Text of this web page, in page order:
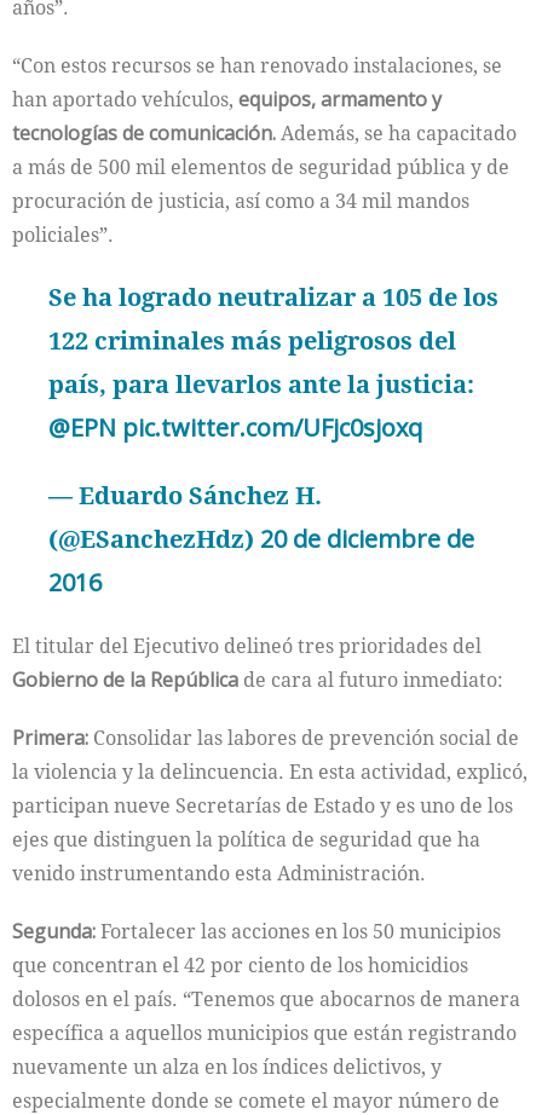
años”.
“Con estos recursos se han renovado instalaciones, se
han aportado vehículos, equipos, armamento y
tecnologías de comunicación.Además, se ha capacitado
a más de 500 mil elementos de seguridad pública y de
procuración de justicia, así como a 34 mil mandos
policiales”.
Se ha logrado neutralizar a 105 de los
122 criminales más peligrosos del
país, para llevarlos ante la justicia:
@EPN pic.twitter.com/UFjc0sjoxq
— Eduardo Sánchez H.
(@ESanchezHdz) 20 de diciembre de
2016
El titular del Ejecutivo delineó tres prioridades del
Gobierno de la República de cara al futuro inmediato:
Primera: Consolidar las labores de prevención social de
la violencia y la delincuencia. En esta actividad, explicó,
participan nueve Secretarías de Estado y es uno de los
ejes que distinguen la política de seguridad que ha
venido instrumentando esta Administración.
Segunda:Fortalecer las acciones en los 50 municipios
que concentran el 42 por ciento de los homicidios
dolosos en el país. “Tenemos que abocarnos de manera
específica a aquellos municipios que están registrando
nuevamente un alza en los índices delictivos, y
especialmente donde se comete el mayor número de